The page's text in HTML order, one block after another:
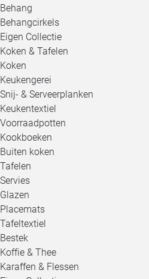
Behang
Behangcirkels
Eigen Collectie
Koken & Tafelen
Koken
Keukengerei
Snij- & Serveerplanken
Keukentextiel
Voorraadpotten
Kookboeken
Buiten koken
Tafelen
Servies
Glazen
Placemats
Tafeltextiel
Bestek
Koffie & Thee
Karaffen & Flessen